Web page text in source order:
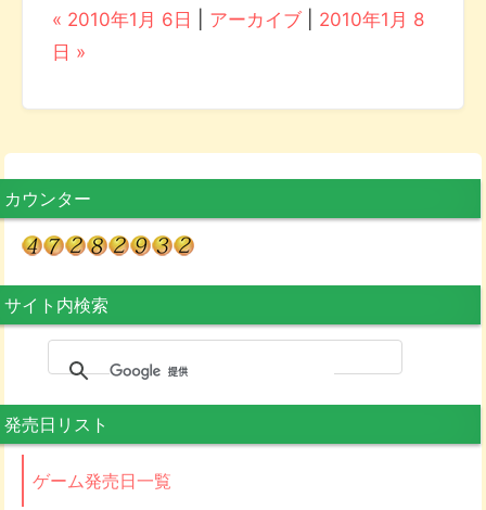
« 2010年1月 6日
アーカイブ
2010年1月 8
日 »
カウンター
サイト内検索
発売日リスト
ゲーム発売日一覧